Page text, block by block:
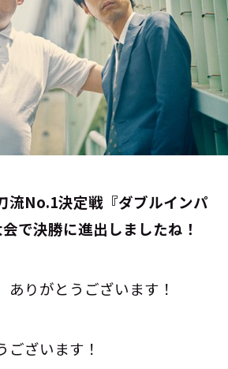
刀流No.1決定戦『ダブルインパ
で決勝に進出しましたね！
りがとうございます！
ございます！